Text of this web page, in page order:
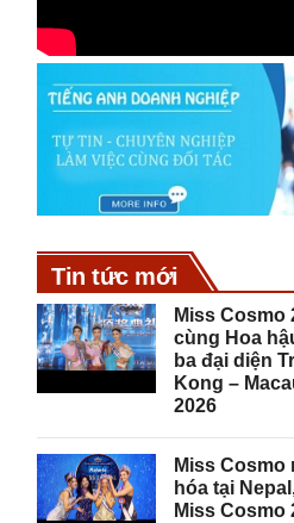
Tin tức mới
Miss Cosmo
cùng Hoa
ba đại diện
Kong –
2026
Miss Cosmo
hóa tại
Miss Cosmo